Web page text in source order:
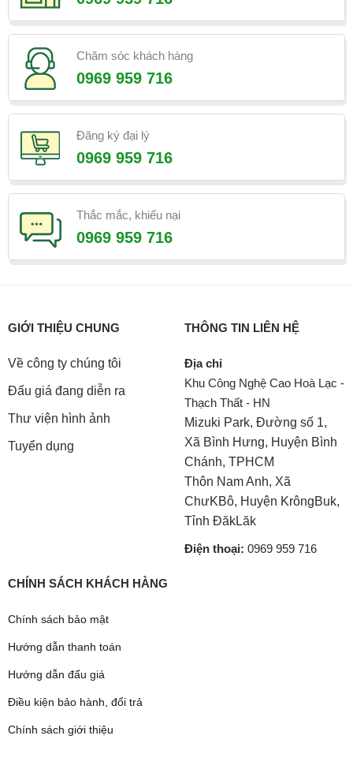
Chăm sóc khách hàng
0969 959 716
Đăng ký đại lý
0969 959 716
Thắc mắc, khiếu nại
0969 959 716
GIỚI THIỆU CHUNG
Về công ty chúng tôi
Đấu giá đang diễn ra
Thư viện hình ảnh
Tuyển dụng
THÔNG TIN LIÊN HỆ
Địa chỉ
Khu Công Nghệ Cao Hoà Lạc -
Thạch Thất - HN
Mizuki Park, Đường số 1,
Xã Bình Hưng, Huyện Bình
Chánh, TPHCM
Thôn Nam Anh, Xã
ChưKBô, Huyện KrôngBuk,
Tỉnh ĐăkLăk
Điện thoại: 0969 959 716
CHÍNH SÁCH KHÁCH HÀNG
Chính sách bảo mật
Hướng dẫn thanh toán
Hướng dẫn đấu giá
Điều kiện bảo hành, đổi trả
Chính sách giới thiệu